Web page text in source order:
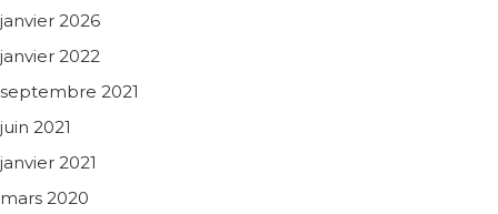
janvier 2026
janvier 2022
septembre 2021
juin 2021
janvier 2021
mars 2020